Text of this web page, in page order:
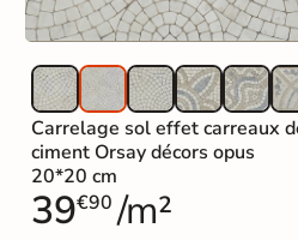
Carrelage sol effet carreaux
ciment Orsay décors opus
20*20 cm
39€90 /m²